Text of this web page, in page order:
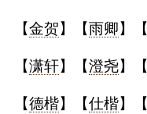
【金贺】【雨卿】【
【潇轩】【澄尧】【
【德楷】【仕楷】【